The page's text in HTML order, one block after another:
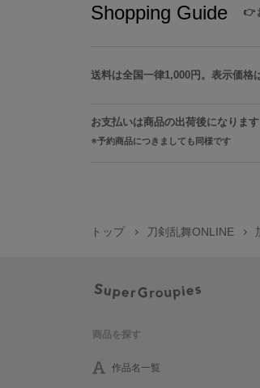
Shopping Guide 👉
送料は全国一律1,000円。表示価格
お支払いは商品の出荷後になります
予約商品につきましても同様です
トップ 刀剣乱舞ONLINE
商品を探す
作品名一覧